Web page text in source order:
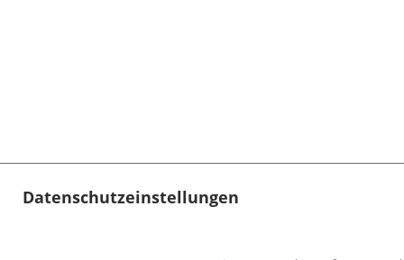
Datenschutzeinstellungen